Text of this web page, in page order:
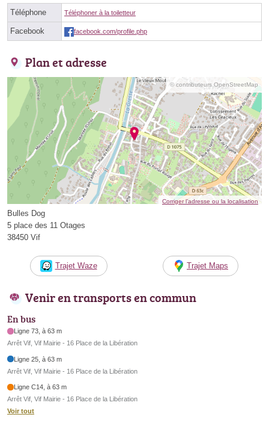
Téléphone Téléphoner à la toiletteur
Facebook facebook.com/profile.php
Plan et adresse
© contributeurs OpenStreetMap
Corriger l’adresse ou la localisation
Bulles Dog
5 place des 11 Otages
38450 Vif
Trajet Waze Trajet Maps
Venir en transports en commun
En bus
Ligne 73, à 63 m
Arrêt Vif, Vif Mairie - 16 Place de la Libération
Ligne 25, à 63 m
Arrêt Vif, Vif Mairie - 16 Place de la Libération
Ligne C14, à 63 m
Arrêt Vif, Vif Mairie - 16 Place de la Libération
Voir tout